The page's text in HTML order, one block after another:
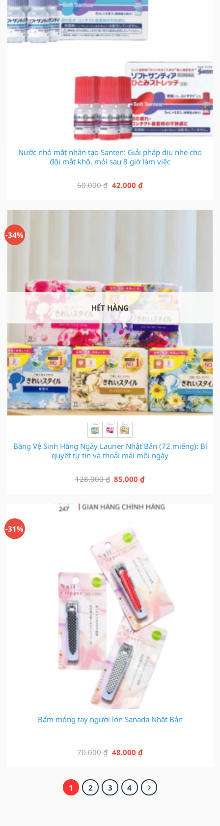
Nước nhỏ mắt nhân tạo Santen: Giải pháp dịu nhẹ cho
đôi mắt khô, mỏi sau 8 giờ làm việc
60.000₫ Giá
là:
42.000 ₫Giá
tại
-34%
HẾT HÀNG
Băng Vệ Sinh Hàng Ngày Laurier Nhật Bản (72 miếng): Bí
quyết tự tin và thoải mái mỗi ngày
128.000₫ Giá
là:
85.000₫Giá
tại
-31%
Bấm móng tay người lớn Sanada Nhật Bản
70.000₫ Giá
70.000 ₫.
48.000 ₫Giá
là:
1 2 3 4